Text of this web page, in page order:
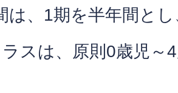
は、1期を半年間と
ラスは、原則0歳児～